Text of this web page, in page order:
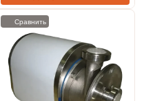
Сравнить